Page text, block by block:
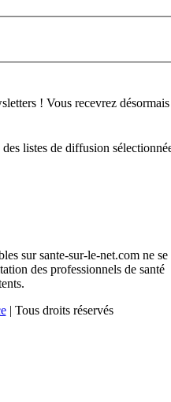
! Vous recevrez désormais
listes de diffusion
sur sante-sur-le-net.com ne se
des professionnels de santé
| Tous droits réservés